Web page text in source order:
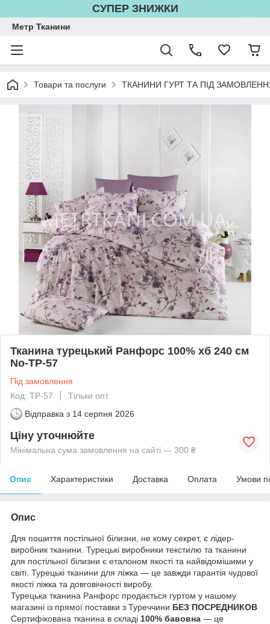
СУПЕР ЗНИЖКИ
Метр Тканини
Товари та послуги ТКАНИНИ ГУРТ ТА ПІД
Тканина турецький Ранфорс 100% хб 240 см
No-TP-57
Під замовлення
Код: TP-57
Тільки опт
Відправка з 14 серпня 2026
Ціну уточнюйте
Мінімальна сума замовлення на сайті — 300 ₴
Опис Характеристики Доставка Оплата Умови
Опис
Для пошиття постільної білизни, не кому секрет, є лідер-
виробник тканини. Турецькі виробники текстилю та тканини
для постільної білизни є еталоном якості та найвідомішими у
світі. Турецькі тканини для ліжка — це завжди гарантія чудової
якості ліжка та довговічності виробу.
Турецька тканина Ранфорс продається гуртом у нашому
магазині із прямої поставки з Туреччини БЕЗ ПОСРЕДНИКОВ
Сертифікована тканина в складі 100% бавовна — це